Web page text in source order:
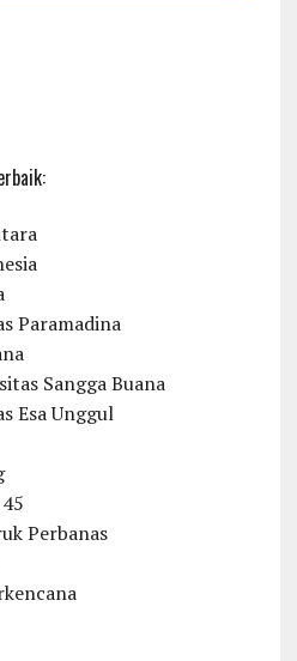
Paramadina
Sangga Buana
Esa Unggul
Perbanas